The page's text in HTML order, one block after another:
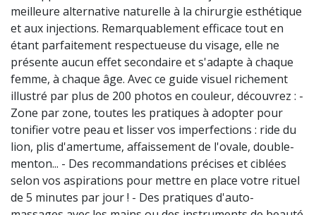
meilleure alternative naturelle à la chirurgie esthétique
et aux injections. Remarquablement efficace tout en
étant parfaitement respectueuse du visage, elle ne
présente aucun effet secondaire et s'adapte à chaque
femme, à chaque âge. Avec ce guide visuel richement
illustré par plus de 200 photos en couleur, découvrez : -
Zone par zone, toutes les pratiques à adopter pour
tonifier votre peau et lisser vos imperfections : ride du
lion, plis d'amertume, affaissement de l'ovale, double-
menton... - Des recommandations précises et ciblées
selon vos aspirations pour mettre en place votre rituel
de 5 minutes par jour ! - Des pratiques d'auto-